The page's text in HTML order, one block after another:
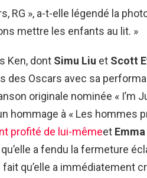
RG », a-t-elle légendé la
mettre les enfants au lit. »
Ken, dont Simu Liu et Scott
des Oscars avec sa
originale nominée « I’m
hommage à « Les hommes
profité de lui-mêmeet
a fendu la fermeture
qu’elle a immédiatement